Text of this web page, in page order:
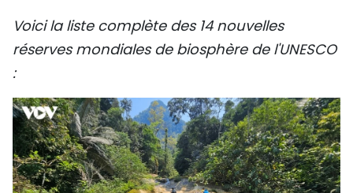
Voici la liste complète des 14 nouvelles
réserves mondiales de biosphère de l'UNESCO
: